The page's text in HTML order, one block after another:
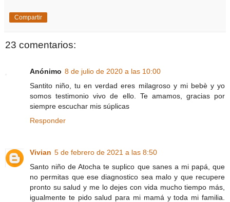
Compartir
23 comentarios:
Anónimo 8 de julio de 2020 a las 10:00
Santito niño, tu en verdad eres milagroso y mi bebè y yo
somos testimonio vivo de ello. Te amamos, gracias por
siempre escuchar mis súplicas
Responder
Vivian 5 de febrero de 2021 a las 8:50
Santo niño de Atocha te suplico que sanes a mi papá, que
no permitas que ese diagnostico sea malo y que recupere
pronto su salud y me lo dejes con vida mucho tiempo más,
igualmente te pido salud para mi mamá y toda mi familia.